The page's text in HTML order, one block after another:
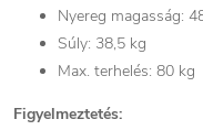
Nyereg magasság:
Súly: 38,5 kg
Max. terhelés: 80 kg
Figyelmeztetés: